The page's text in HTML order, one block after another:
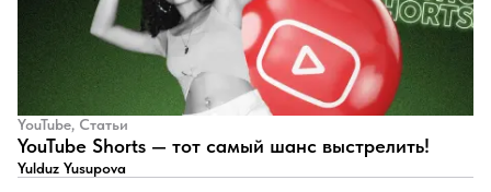
YouTube, Статьи
​YouTube Shorts — тот самый шанс выстрелить!
Yulduz Yusupova